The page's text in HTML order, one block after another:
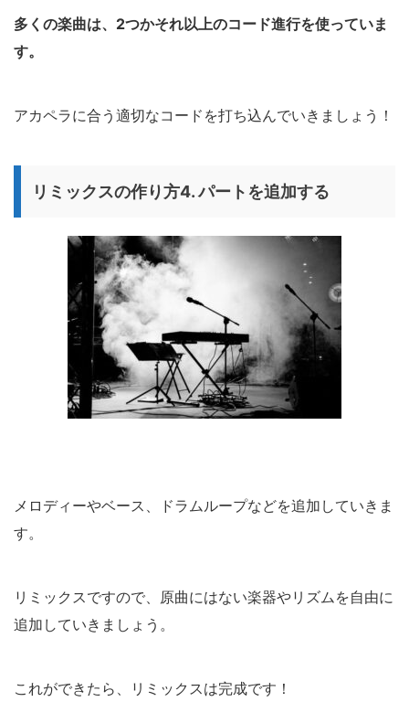
多くの楽曲は、2つかそれ以上のコード進行を使っていま
す。
アカペラに合う適切なコードを打ち込んでいきましょう！
リミックスの作り方4. パートを追加する
メロディーやベース、ドラムループなどを追加していきま
す。
リミックスですので、原曲にはない楽器やリズムを自由に
追加していきましょう。
これができたら、リミックスは完成です！